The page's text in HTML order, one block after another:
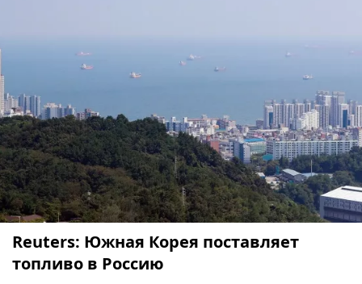
Reuters: Южная Корея поставляет
топливо в Россию